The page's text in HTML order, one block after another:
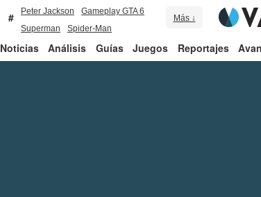
Peter Jackson
Gameplay GTA 6
Superman
Spider-Man
Más ↓
Noticias Análisis Guías Juegos Reportajes